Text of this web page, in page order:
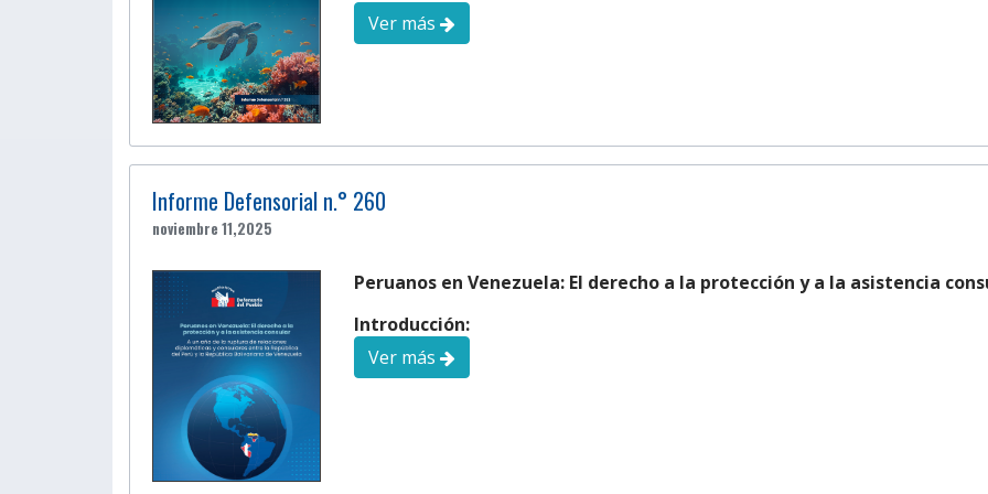
Ver más
Informe Defensorial n.° 260
noviembre 11,2025
Peruanos en Venezuela: El derecho a la protección y a la asistencia
Introducción:
Ver más